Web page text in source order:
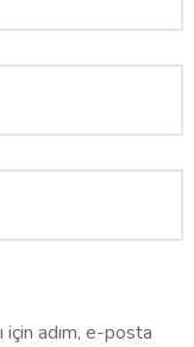
için adım, e-posta